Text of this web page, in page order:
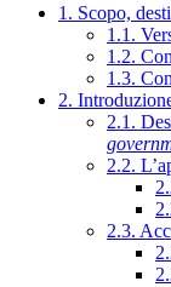
1. Scopo,
1.1.
1.2.
1.3.
2.
2.1.
2.2.
2.3.